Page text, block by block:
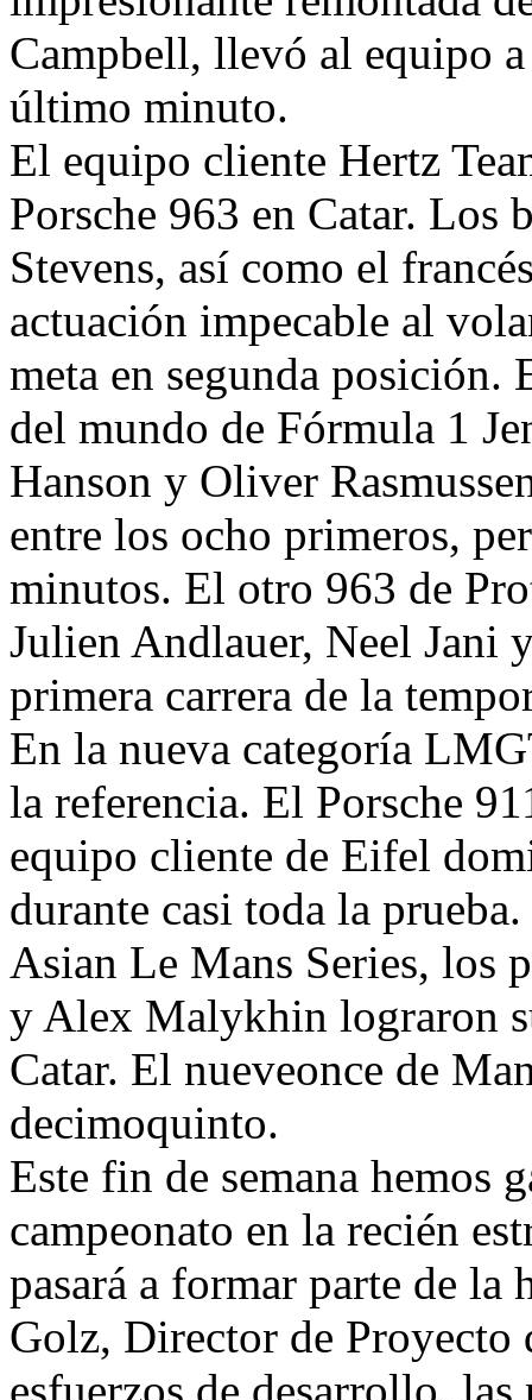
Campbell, llevó al equipo
último minuto.
El equipo cliente Hertz
Porsche 963 en Catar.
Stevens, así como el
actuación impecable al
meta en segunda posición.
del mundo de Fórmula 1
Hanson y Oliver
entre los ocho primeros,
minutos. El otro 963 de
Julien Andlauer, Neel
primera carrera de la
En la nueva categoría
la referencia. El Porsche
equipo cliente de Eifel
durante casi toda la
Asian Le Mans Series, los
y Alex Malykhin lograron
Catar. El nueveonce de
decimoquinto.
Este fin de semana hemos
campeonato en la recién
pasará a formar parte de la
Golz, Director de Proyecto
esfuerzos de desarrollo,